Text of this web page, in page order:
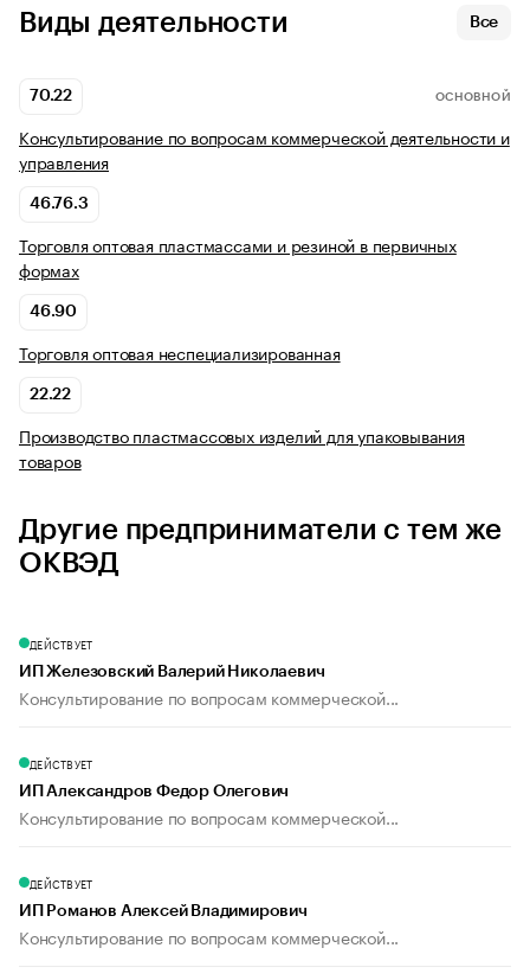
Виды деятельности Все
70.22 ОСНОВНОЙ
Консультирование по вопросам коммерческой деятельности и
управления
46.76.3
Торговля оптовая пластмассами и резиной в первичных
формах
46.90
Торговля оптовая неспециализированная
22.22
Производство пластмассовых изделий для упаковывания
товаров
Другие предприниматели с тем же
ОКВЭД
ДЕЙСТВУЕТ
ИП Железовский Валерий Николаевич
Консультирование по вопросам коммерческой...
ДЕЙСТВУЕТ
ИП Александров Федор Олегович
Консультирование по вопросам коммерческой...
ДЕЙСТВУЕТ
ИП Романов Алексей Владимирович
Консультирование по вопросам коммерческой...